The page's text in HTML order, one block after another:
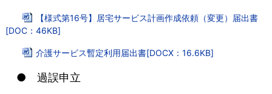
【様式第16号】居宅サービス計画作成依頼（変更）届出書
[DOC：46KB]
介護サービス暫定利用届出書[DOCX：16.6KB]
● 過誤申立